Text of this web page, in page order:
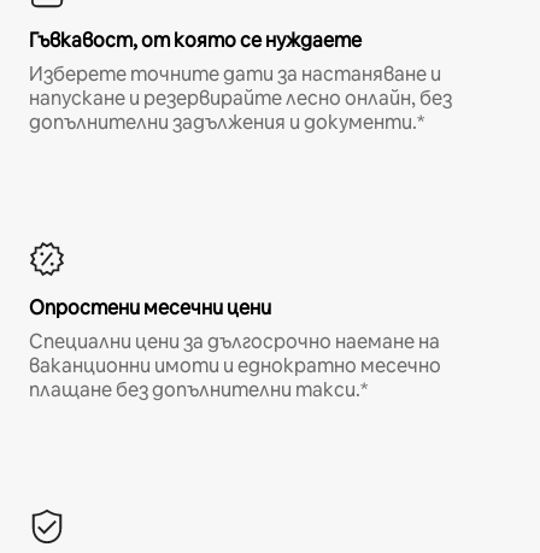
Гъвкавост, от която се нуждаете
Изберете точните дати за настаняване и
напускане и резервирайте лесно онлайн, без
допълнителни задължения и документи.*
Опростени месечни цени
Специални цени за дългосрочно наемане на
ваканционни имоти и еднократно месечно
плащане без допълнителни такси.*